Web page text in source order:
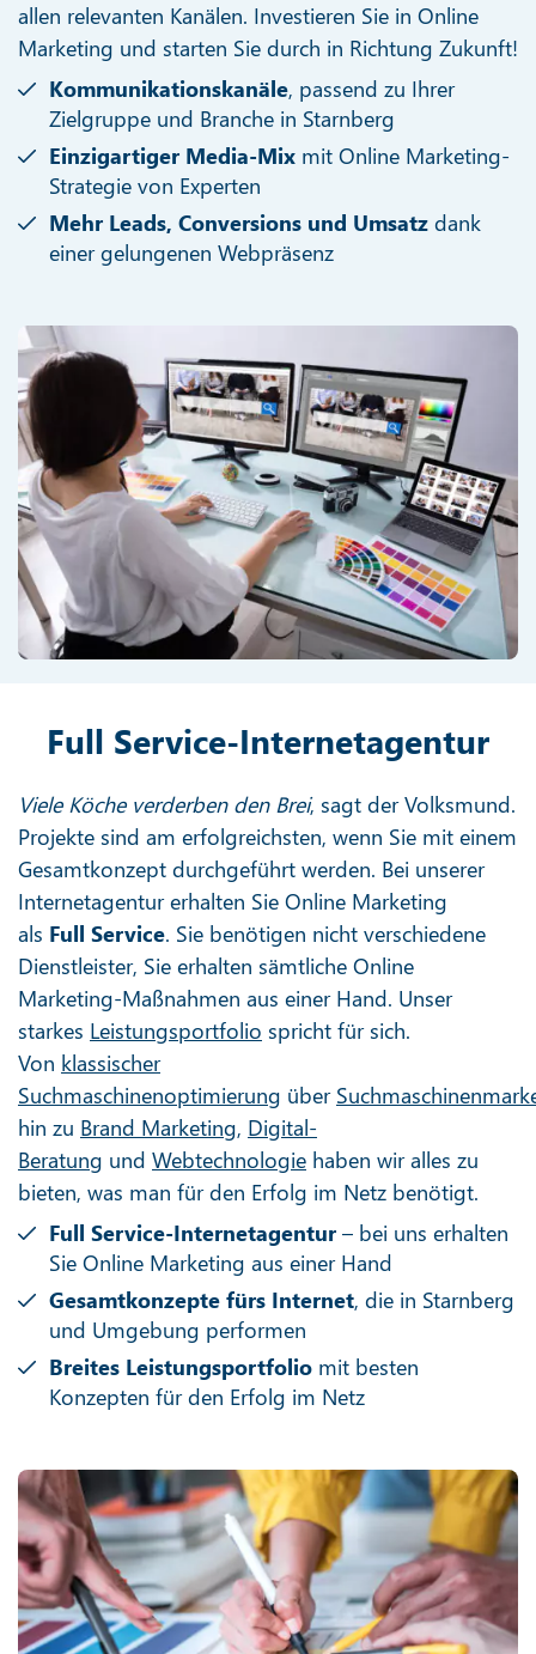
allen relevanten Kanälen. Investieren Sie in Online
Marketing und starten Sie durch in Richtung Zukunft!
Kommunikationskanäle, passend zu Ihrer
Zielgruppe und Branche in Starnberg
Einzigartiger Media-Mix mit Online Marketing-
Strategie von Experten
Mehr Leads, Conversions und Umsatz dank
einer gelungenen Webpräsenz
Full Service-Internetagentur
Viele Köche verderben den Brei, sagt der Volksmund.
Projekte sind am erfolgreichsten, wenn Sie mit einem
Gesamtkonzept durchgeführt werden. Bei unserer
Internetagentur erhalten Sie Online Marketing
als Full Service. Sie benötigen nicht verschiedene
Dienstleister, Sie erhalten sämtliche Online
Marketing-Maßnahmen aus einer Hand. Unser
starkes Leistungsportfolio spricht für sich.
Von klassischer
Suchmaschinenoptimierung über
hin zu Brand Marketing, Digital-
Beratung und Webtechnologie haben wir alles zu
bieten, was man für den Erfolg im Netz benötigt.
Full Service-Internetagentur – bei uns erhalten
Sie Online Marketing aus einer Hand
Gesamtkonzepte fürs Internet, die in Starnberg
und Umgebung performen
Breites Leistungsportfolio mit besten
Konzepten für den Erfolg im Netz